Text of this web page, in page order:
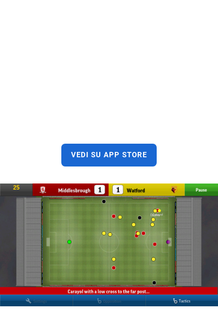
VEDI SU APP STORE